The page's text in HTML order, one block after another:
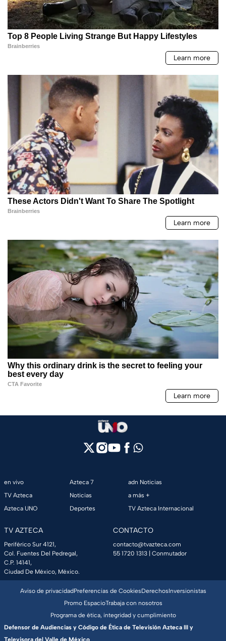
en vivo
TV Azteca
Azteca UNO
Azteca 7
Noticias
Deportes
adn Noticias
a más +
TV Azteca Internacional
TV AZTECA
Periférico Sur 4121,
Col. Fuentes Del Pedregal,
C.P. 14141,
Ciudad De México, México.
CONTACTO
contacto@tvazteca.com
55 1720 1313 | Conmutador
Aviso de privacidadPreferencias de CookiesDerechosInversionistas
Promo EspacioTrabaja con nosotros
Programa de ética, integridad y cumplimiento
Defensor de Audiencias y Código de Ética de Televisión Azteca III y
Televisora del Valle de México